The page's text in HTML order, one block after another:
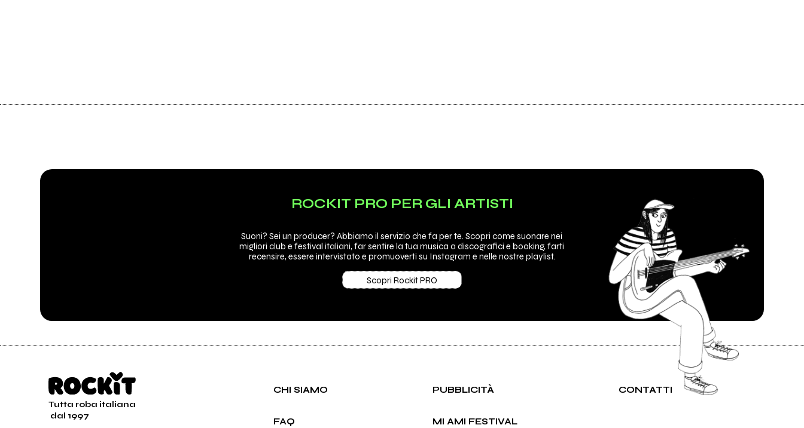
ROCKIT PRO PER GLI ARTISTI
Suoni? Sei un producer? Abbiamo il servizio che fa per te. Scopri come suonare nei
migliori club e festival italiani, far sentire la tua musica a discografici e booking, farti
recensire, essere intervistato e promuoverti su Instagram e nelle nostre playlist.
Scopri Rockit PRO
Tutta roba italiana
dal 1997
CHI SIAMO PUBBLICITÀ CONTATTI
FAQ MI AMI FESTIVAL